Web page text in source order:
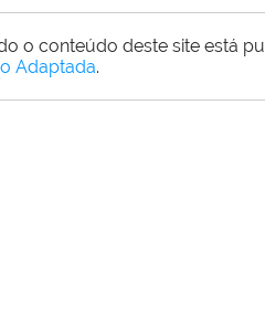
o conteúdo deste site está
Adaptada.